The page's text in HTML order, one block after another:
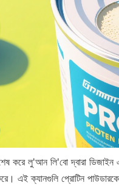
করে লু'আন লি'বো দ্বারা ডিজাইন
এই ক্যানগুলি প্রোটিন পাউডারকে